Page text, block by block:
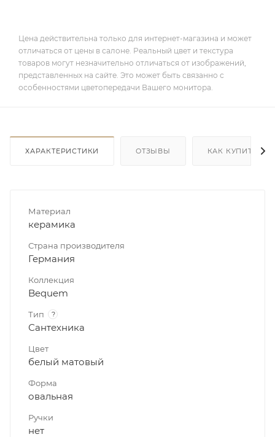
Цена действительна только для интернет-магазина и может
отличаться от цены в салоне. Реальный цвет и текстура
товаров могут незначительно отличаться от изображений,
представленных на сайте. Это может быть связанно с
особенностями цветопередачи Вашего монитора.
ХАРАКТЕРИСТИКИ ОТЗЫВЫ КАК КУПИТЬ
Материал
керамика
Страна производителя
Германия
Коллекция
Bequem
Тип ?
Сантехника
Цвет
белый матовый
Форма
овальная
Ручки
нет